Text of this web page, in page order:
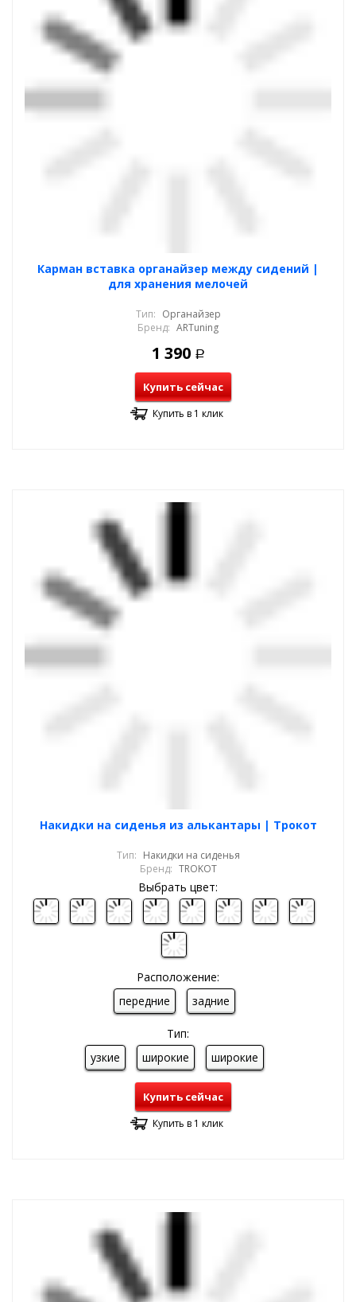
Карман вставка органайзер между сидений |
для хранения мелочей
Тип: Органайзер
Бренд: ARTuning
1 390 Р
Купить сейчас
Купить в 1 клик
Накидки на сиденья из алькантары | Трокот
Тип: Накидки на сиденья
Бренд: TROKOT
Выбрать цвет:
Расположение:
передние
задние
Тип:
узкие
широкие широкие
Купить сейчас
Купить в 1 клик